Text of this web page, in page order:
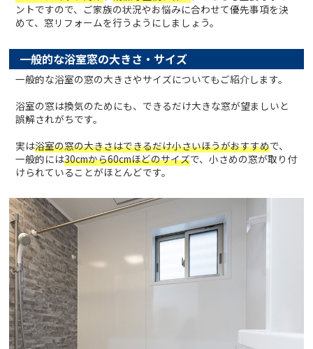
ントですので、ご家族の状況やお悩みに合わせて優先事項を決
めて、窓リフォームを行うようにしましょう。
一般的な浴室窓の大きさ・サイズ
一般的な浴室の窓の大きさやサイズについてもご紹介します。
浴室の窓は換気のためにも、できるだけ大きな窓が望ましいと
誤解されがちです。
実は浴室の窓の大きさはできるだけ小さいほうがおすすめで、
一般的には30cmから60cmほどのサイズで、小さめの窓が取り付
けられていることがほとんどです。